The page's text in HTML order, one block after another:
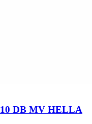
DB MV HELLA